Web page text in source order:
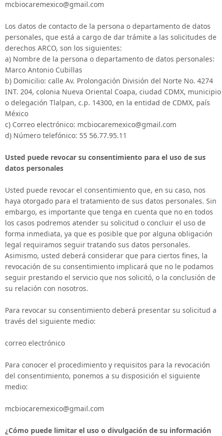
mcbiocaremexico@gmail.com
Los datos de contacto de la persona o departamento de datos
personales, que está a cargo de dar trámite a las solicitudes de
derechos ARCO, son los siguientes:
a) Nombre de la persona o departamento de datos personales:
Marco Antonio Cubillas
b) Domicilio: calle Av. Prolongación División del Norte No. 4274
INT. 204, colonia Nueva Oriental Coapa, ciudad CDMX, municipio
o delegación Tlalpan, c.p. 14300, en la entidad de CDMX, país
México
c) Correo electrónico: mcbiocaremexico@gmail.com
d) Número telefónico: 55 56.77.95.11
Usted puede revocar su consentimiento para el uso de sus
datos personales
Usted puede revocar el consentimiento que, en su caso, nos
haya otorgado para el tratamiento de sus datos personales. Sin
embargo, es importante que tenga en cuenta que no en todos
los casos podremos atender su solicitud o concluir el uso de
forma inmediata, ya que es posible que por alguna obligación
legal requiramos seguir tratando sus datos personales.
Asimismo, usted deberá considerar que para ciertos fines, la
revocación de su consentimiento implicará que no le podamos
seguir prestando el servicio que nos solicitó, o la conclusión de
su relación con nosotros.
Para revocar su consentimiento deberá presentar su solicitud a
través del siguiente medio:
correo electrónico
Para conocer el procedimiento y requisitos para la revocación
del consentimiento, ponemos a su disposición el siguiente
medio:
mcbiocaremexico@gmail.com
¿Cómo puede limitar el uso o divulgación de su información